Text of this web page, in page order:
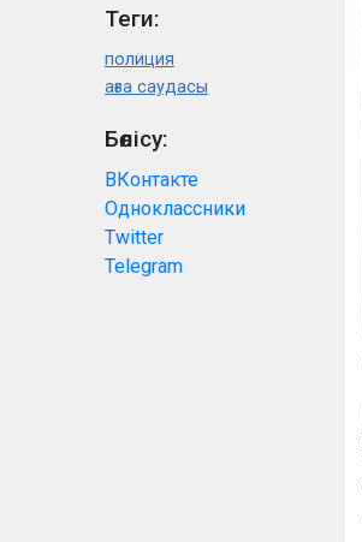
Теги:
полиция
ағза саудасы
Бөлісу:
ВКонтакте
Одноклассники
Twitter
Telegram